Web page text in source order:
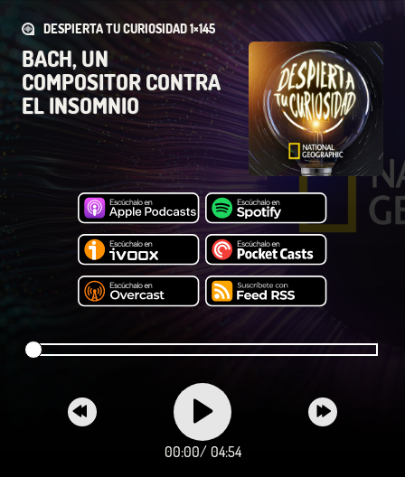
DESPIERTA TU CURIOSIDAD 1×145
BACH, UN
COMPOSITOR CONTRA
EL INSOMNIO
00:00/ 04:54